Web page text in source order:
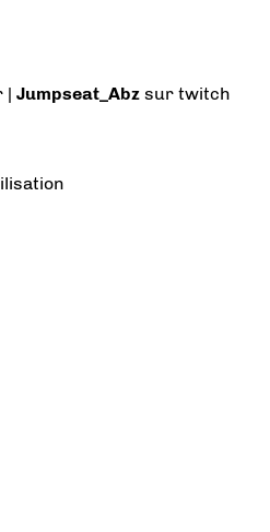
|Jumpseat_Abz sur twitch